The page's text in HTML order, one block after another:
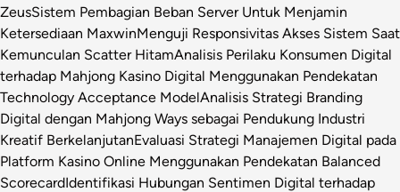
ZeusSistem Pembagian Beban Server Untuk Menjamin
Ketersediaan MaxwinMenguji Responsivitas Akses Sistem Saat
Kemunculan Scatter HitamAnalisis Perilaku Konsumen Digital
terhadap Mahjong Kasino Digital Menggunakan Pendekatan
Technology Acceptance ModelAnalisis Strategi Branding
Digital dengan Mahjong Ways sebagai Pendukung Industri
Kreatif BerkelanjutanEvaluasi Strategi Manajemen Digital pada
Platform Kasino Online Menggunakan Pendekatan Balanced
ScorecardIdentifikasi Hubungan Sentimen Digital terhadap